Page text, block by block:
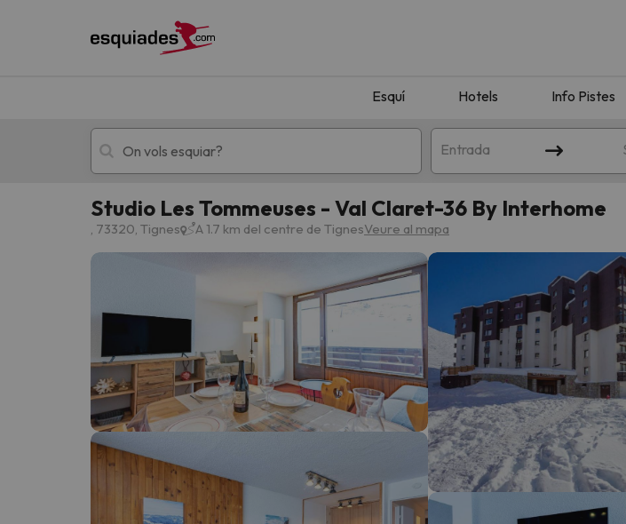
Esquí Hotels Info Pistes
Entrada
Esquí Escapades
!Vaja! No hem trobat resultats que coincideixin amb la teva cerca. Intenteu
Vaja! Sembla que el nostre cercador ha perdut el nord. Quan trobi la seva brúixola
Studio Les Tommeuses - Val Claret-36 By Interhome
, 73320, Tignes A 1.7 km del centre de TignesVeure al mapa